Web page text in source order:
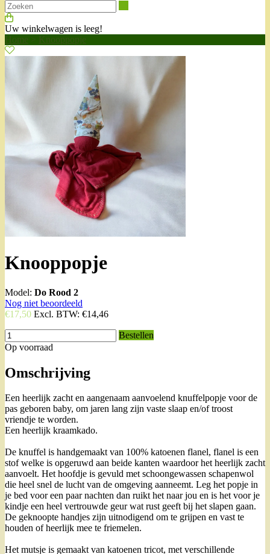
Uw winkelwagen is leeg!
Home
Knooppopje
Knooppopje
Model: Do Rood 2
Nog niet beoordeeld
€17,50 Excl. BTW: €14,46
Bestellen
Op voorraad
Omschrijving
Een heerlijk zacht en aangenaam aanvoelend knuffelpopje voor de
pas geboren baby, om jaren lang zijn vaste slaap en/of troost
vriendje te worden.
Een heerlijk kraamkado.
De knuffel is handgemaakt van 100% katoenen flanel, flanel is een
stof welke is opgeruwd aan beide kanten waardoor het heerlijk zacht
aanvoelt. Het hoofdje is gevuld met schoongewassen schapenwol
die heel snel de lucht van de omgeving aanneemt. Leg het popje in
je bed voor een paar nachten dan ruikt het naar jou en is het voor je
kindje een heel vertrouwde geur wat rust geeft bij het slapen gaan.
De geknoopte handjes zijn uitnodigend om te grijpen en vast te
houden of heerlijk mee te friemelen.
Het mutsje is gemaakt van katoenen tricot, met verschillende